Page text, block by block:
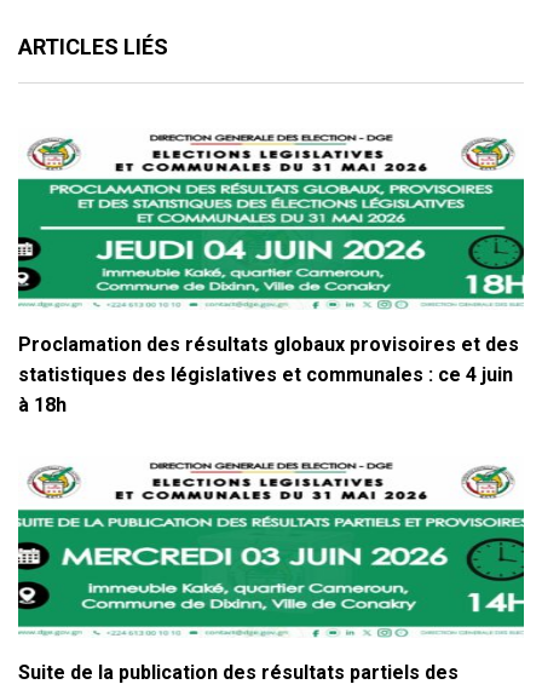
ARTICLES LIÉS
Proclamation des résultats globaux provisoires et des
statistiques des législatives et communales : ce 4 juin
à 18h
Suite de la publication des résultats partiels des